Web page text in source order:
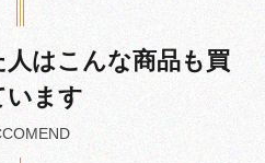
はこんな商品も買
います